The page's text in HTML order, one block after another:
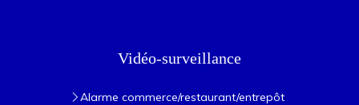
Vidéo-surveillance
Alarme commerce/restaurant/entrepôt